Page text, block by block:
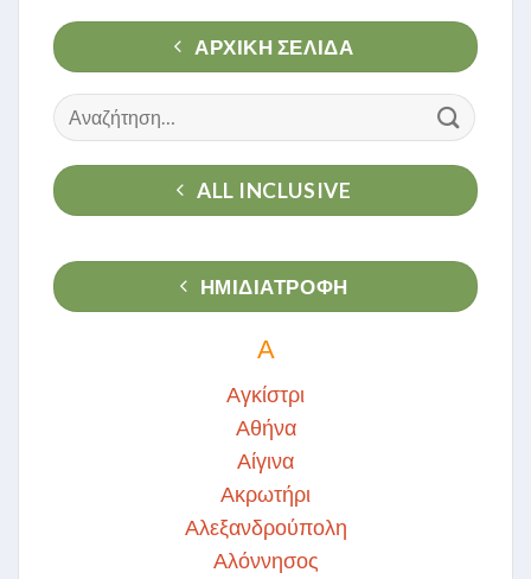
ΑΡΧΙΚΉ ΣΕΛΊΔΑ
Αναζήτηση
για:
ALL INCLUSIVE
ΗΜΙΔΙΑΤΡΟΦΗ
Α
Αγκίστρι
Αθήνα
Αίγινα
Ακρωτήρι
Αλεξανδρούπολη
Αλόννησος